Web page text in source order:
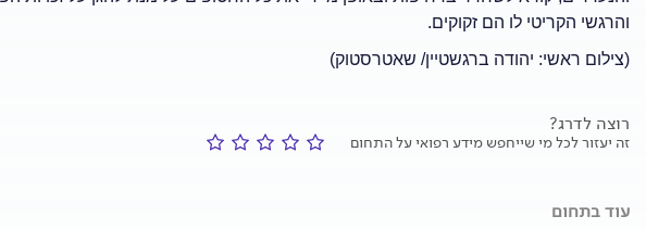
והרגשי הקריטי לו הם זקוקים.
(צילום ראשי: יהודה ברגשטיין/ שאטרסטוק)
רוצה לדרג?
זה יעזור לכל מי שייחפש מידע רפואי על התחום
עוד בתחום